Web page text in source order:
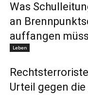
Was
an
auffangen
Leben
Urteil gegen die